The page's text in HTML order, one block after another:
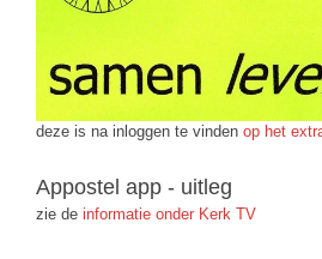
deze is na inloggen te vinden op het
Appostel app - uitleg
zie de informatie onder Kerk TV